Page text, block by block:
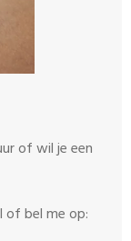
of wil je een
of bel me op: